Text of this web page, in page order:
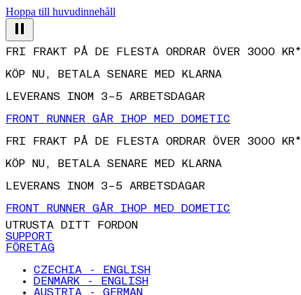
Hoppa till huvudinnehåll
FRI FRAKT PÅ DE FLESTA ORDRAR ÖVER 3000 KR*
KÖP NU, BETALA SENARE MED KLARNA
LEVERANS INOM 3–5 ARBETSDAGAR
FRONT RUNNER GÅR IHOP MED DOMETIC
FRI FRAKT PÅ DE FLESTA ORDRAR ÖVER 3000 KR*
KÖP NU, BETALA SENARE MED KLARNA
LEVERANS INOM 3–5 ARBETSDAGAR
FRONT RUNNER GÅR IHOP MED DOMETIC
UTRUSTA DITT FORDON
SUPPORT
FÖRETAG
CZECHIA - ENGLISH
DENMARK - ENGLISH